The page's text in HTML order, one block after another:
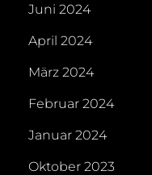
Juni 2024
April 2024
März 2024
Februar 2024
Januar 2024
Oktober 2023